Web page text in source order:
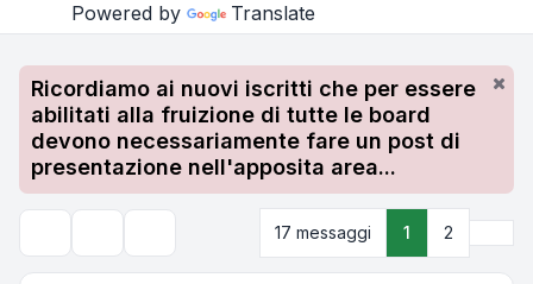
Powered by Translate
Ricordiamo ai nuovi iscritti che per essere
abilitati alla fruizione di tutte le board
devono necessariamente fare un post di
presentazione nell'apposita area...
17 messaggi 1 2